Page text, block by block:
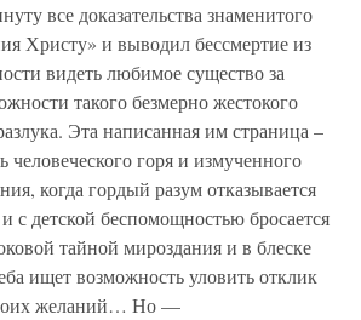
все доказательства знаменитого
Христу» и выводил бессмертие из
видеть любимое существо за
такого безмерно жестокого
Эта написанная им страница –
человеческого горя и измученного
когда гордый разум отказывается
с детской беспомощностью бросается
тайной мироздания и в блеске
ищет возможность уловить отклик
желаний… Но —